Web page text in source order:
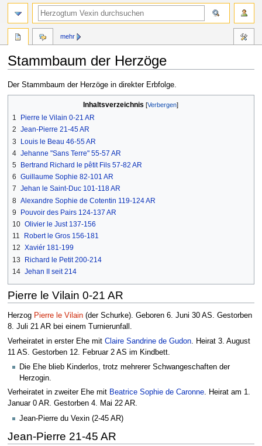
Stammbaum der Herzöge
Zur
Navigation
Zur
Suche
Der Stammbaum der Herzöge in direkter Erbfolge.
Inhaltsverzeichnis
1
Pierre le Vilain 0-21 AR
2 Jean-Pierre 21-45 AR
3
Louis le Beau 46-55 AR
4 Jehanne "Sans Terre" 55-57 AR
5
Bertrand Richard le pêtit Fils 57-82 AR
6 Guillaume Sophie 82-101 AR
7 Jehan le Saint-Duc 101-118 AR
8 Alexandre Sophie de Cotentin 119-124 AR
9
Pouvoir des Pairs 124-137 AR
10 Olivier le Just 137-156
11
Robert le Gros 156-181
12 Xaviér 181-199
13
Richard le Petit 200-214
14 Jehan II seit 214
Pierre le Vilain 0-21 AR
Herzog Pierre le Vilain(der Schurke). Geboren 6. Juni 30 AS. Gestorben
8. Juli 21 AR bei einem Turnierunfall.
Verheiratet in erster Ehe mit Claire Sandrine de Gudon. Heirat 3. August
11 AS. Gestorben 12. Februar 2 AS im Kindbett.
Die Ehe blieb Kinderlos, trotz mehrerer Schwangeschaften der
Herzogin.
Verheiratet in zweiter Ehe mit Beatrice Sophie de Caronne. Heirat am 1.
Januar 0 AR. Gestorben 4. Mai 22 AR.
Jean-Pierre du Vexin (2-45 AR)
Jean-Pierre 21-45 AR
mehr